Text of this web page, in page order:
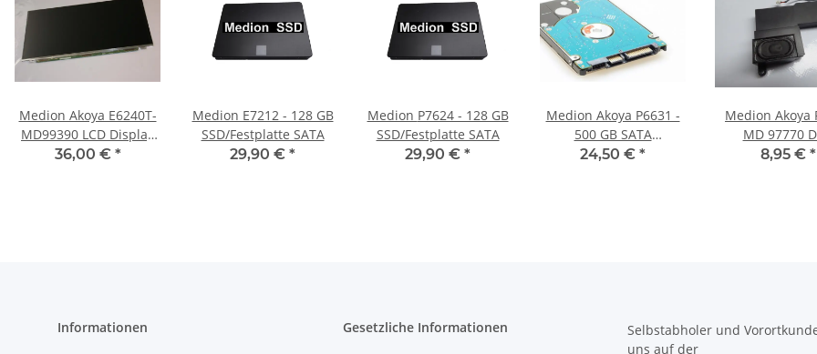
Medion Akoya E6240T-
MD99390 LCD Display
15.6" matt LP156WH3
36,00 € *
Medion E7212 - 128 GB
SSD/Festplatte SATA
29,90 € *
Medion P7624 - 128 GB
SSD/Festplatte SATA
29,90 € *
Medion Akoya P6631 -
500 GB SATA
HDD/Festplatte
24,50 € *
Medion Akoya
MD 97770
8,95 € *
Informationen Gesetzliche Informationen
Selbstabholer und
uns auf der